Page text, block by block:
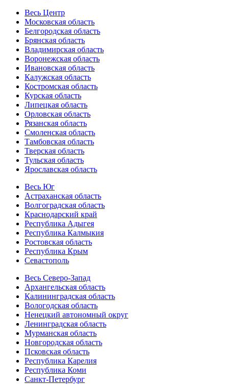
Весь Центр
Московская область
Белгородская область
Брянская область
Владимирская область
Воронежская область
Ивановская область
Калужская область
Костромская область
Курская область
Липецкая область
Орловская область
Рязанская область
Смоленская область
Тамбовская область
Тверская область
Тульская область
Ярославская область
Весь Юг
Астраханская область
Волгоградская область
Краснодарский край
Республика Адыгея
Республика Калмыкия
Ростовская область
Республика Крым
Севастополь
Весь Северо-Запад
Архангельская область
Калининградская область
Вологодская область
Ненецкий автономный округ
Ленинградская область
Мурманская область
Новгородская область
Псковская область
Республика Карелия
Республика Коми
Санкт-Петербург